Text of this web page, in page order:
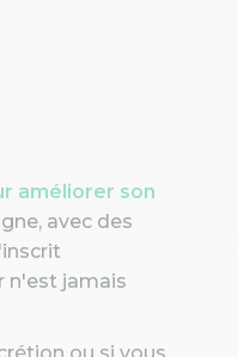
améliorer son
avec des
n'est jamais